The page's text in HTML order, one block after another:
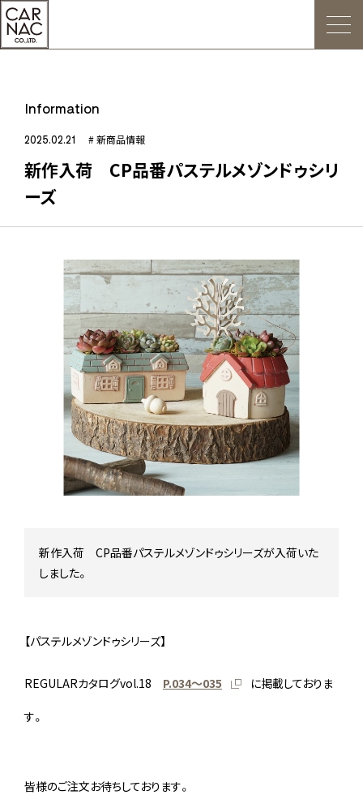
トップ
ごあいさつ
Web発注について
お知らせ
会社概要
デジタルカタログ
販促用POP
Stock status
在庫/商品情報
Instagram
Information
2025.02.21 # 新商品情報
新作入荷 CP品番パステルメゾンドゥシリ
ーズ
新作入荷 CP品番パステルメゾンドゥシリーズが入荷いた
しました。
【パステルメゾンドゥシリーズ】
REGULARカタログvol.18 P.034〜035 に掲載しておりま
す。
皆様のご注文お待ちしております。